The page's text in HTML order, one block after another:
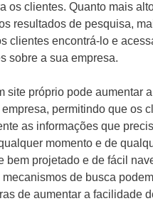
os clientes. Quanto mais
resultados de pesquisa,
clientes encontrá-lo e
sobre a sua empresa.
site próprio pode aumentar
permitindo que os
as informações que
momento e de
bem projetado e de fácil
de busca
de aumentar a facilidade